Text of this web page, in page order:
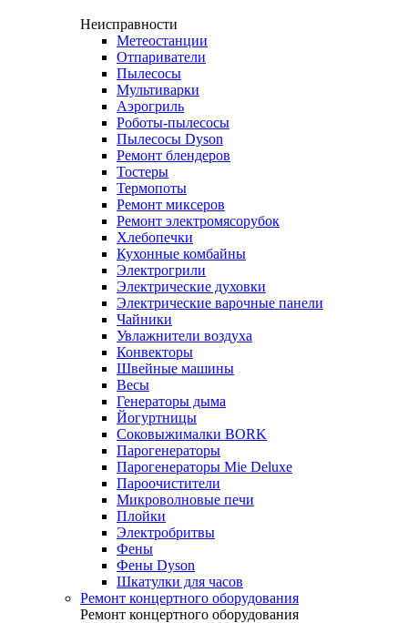
Неисправности
Метеостанции
Отпариватели
Пылесосы
Мультиварки
Аэрогриль
Роботы-пылесосы
Пылесосы Dyson
Ремонт блендеров
Тостеры
Термопоты
Ремонт миксеров
Ремонт электромясорубок
Хлебопечки
Кухонные комбайны
Электрогрили
Электрические духовки
Электрические варочные панели
Чайники
Увлажнители воздуха
Конвекторы
Швейные машины
Весы
Генераторы дыма
Йогуртницы
Соковыжималки BORK
Парогенераторы
Парогенераторы Mie Deluxe
Пароочистители
Микроволновые печи
Плойки
Электробритвы
Фены
Фены Dyson
Шкатулки для часов
Ремонт концертного оборудования
Ремонт концертного оборудования